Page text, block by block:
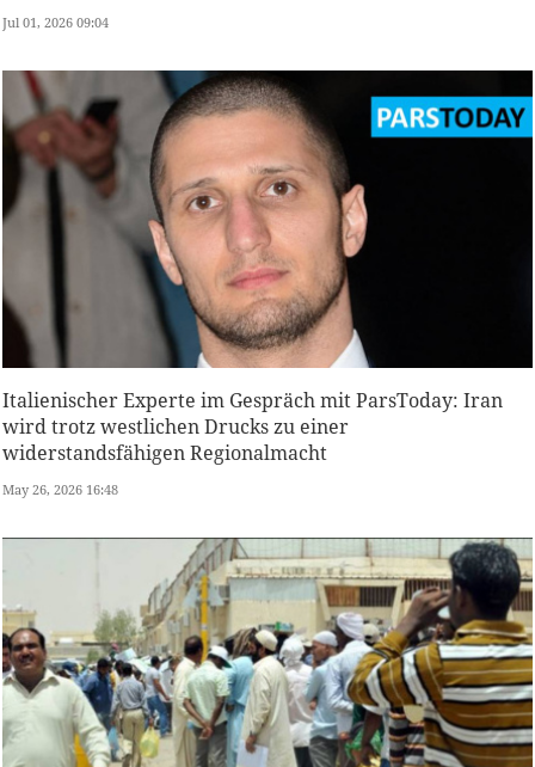
Jul 01, 2026 09:04
Italienischer Experte im Gespräch mit ParsToday: Iran
wird trotz westlichen Drucks zu einer
widerstandsfähigen Regionalmacht
May 26, 2026 16:48